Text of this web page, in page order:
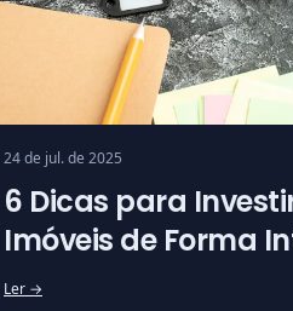
24 de jul. de 2025
6 Dicas para
Imóveis de Forma
Ler →